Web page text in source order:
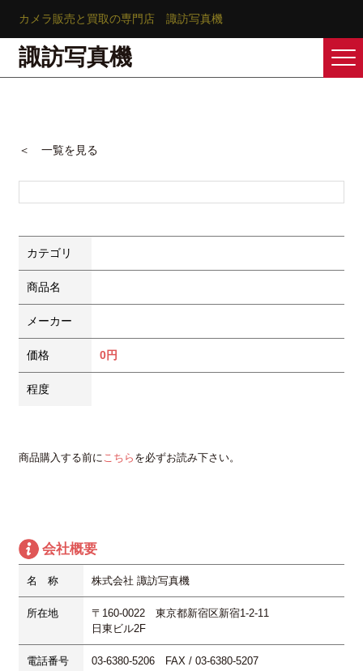
カメラ販売と買取の専門店 諏訪写真機
諏訪写真機
＜ 一覧を見る
カテゴリ
商品名
メーカー
価格 0円
程度
商品購入する前にこちら を必ずお読み下さい。
会社概要
名 称 株式会社 諏訪写真機
所在地
〒160-0022 東京都新宿区新宿1-2-11
日東ビル2F
電話番号 03-6380-5206 FAX / 03-6380-5207